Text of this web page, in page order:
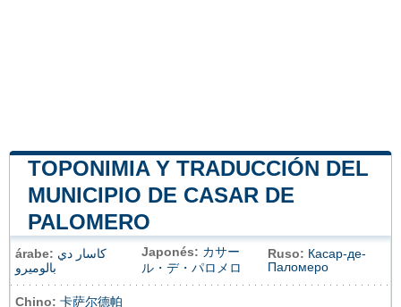
TOPONIMIA Y TRADUCCIÓN DEL
MUNICIPIO DE CASAR DE
PALOMERO
árabe: كاسار دي
بالوميرو
Japonés: カサー
ル・デ・パロメロ
Ruso: Касар-де-
Паломеро
Chino: 卡萨尔德帕